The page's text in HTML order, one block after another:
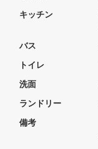
キッチン
バス
トイレ
洗面
ランドリー
備考